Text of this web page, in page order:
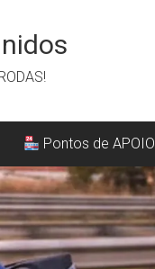
Pontos de APOIO